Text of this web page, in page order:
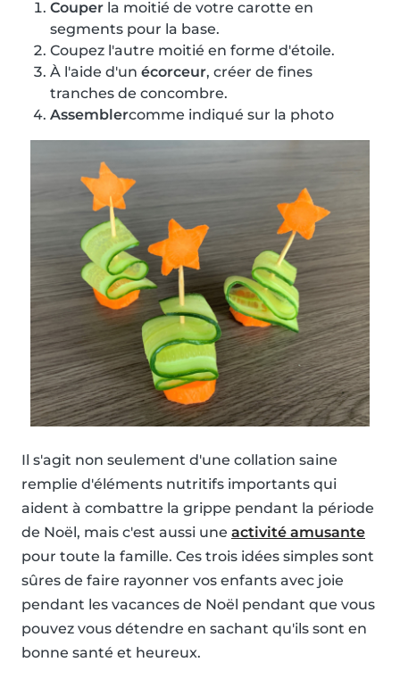
Couper la moitié de votre carotte en
segments pour la base.
Coupez l'autre moitié en forme d'étoile.
À l'aide d'un écorceur, créer de fines
tranches de concombre.
Assemblercomme indiqué sur la photo
Il s'agit non seulement d'une collation saine
remplie d'éléments nutritifs importants qui
aident à combattre la grippe pendant la période
de Noël, mais c'est aussi une activité amusante
pour toute la famille. Ces trois idées simples sont
sûres de faire rayonner vos enfants avec joie
pendant les vacances de Noël pendant que vous
pouvez vous détendre en sachant qu'ils sont en
bonne santé et heureux.